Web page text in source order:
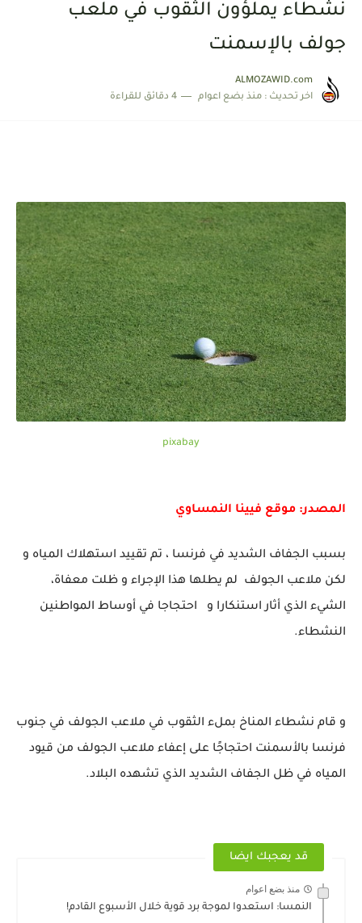
نشطاء يملؤون الثقوب في ملعب
جولف بالإسمنت
ALMOZAWID.com
اخر تحديث : منذ بضع اعوام 4 دقائق للقراءة
pixabay
المصدر: موقع فيينا النمساوي
بسبب الجفاف الشديد في فرنسا ، تم تقييد استهلاك المياه و
لكن ملاعب الجولف لم يطلها هذا الإجراء و ظلت معفاة،
الشيء الذي أثار استنكارا و احتجاجا في أوساط المواطنين
النشطاء.
و قام نشطاء المناخ بملء الثقوب في ملاعب الجولف في جنوب
فرنسا بالأسمنت احتجاجًا على إعفاء ملاعب الجولف من قيود
المياه في ظل الجفاف الشديد الذي تشهده البلاد.
قد يعجبك ايضا
منذ بضع اعوام
النمسا: استعدوا لموجة برد قوية خلال الأسبوع القادم!